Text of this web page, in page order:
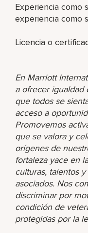
Experiencia como
experiencia como
Licencia o
En Marriott
a ofrecer igualdad
que todos se
acceso a
Promovemos
que se valora y
orígenes de
fortaleza yace en
culturas, talentos
asociados. Nos
discriminar por
condición de
protegidas por la